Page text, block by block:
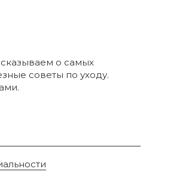
о самых
советы по уходу.